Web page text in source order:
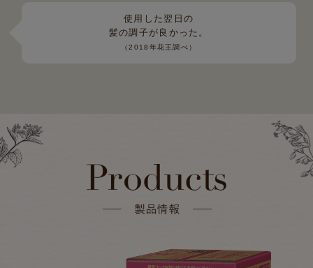
使用した翌日の
髪の調子が良かった。
（2018年花王調べ）